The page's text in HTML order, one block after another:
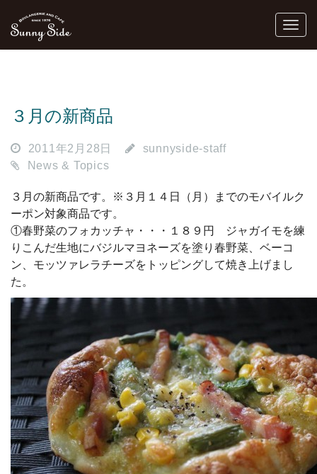
３月の新商品
2011年2月28日
sunnyside-staff
News & Topics
３月の新商品です。※３月１４日（月）までのモバイルク
ーポン対象商品です。
①春野菜のフォカッチャ・・・１８９円 ジャガイモを練
りこんだ生地にバジルマヨネーズを塗り春野菜、ベーコ
ン、モッツァレラチーズをトッピングして焼き上げまし
た。